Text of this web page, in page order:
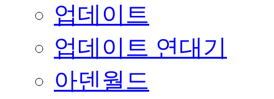
업데이트
업데이트 연대기
아덴월드